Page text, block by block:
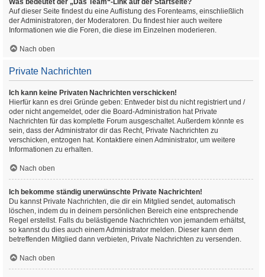
Was bedeutet der „Das Team“-Link auf der Startseite?
Auf dieser Seite findest du eine Auflistung des Forenteams, einschließlich
der Administratoren, der Moderatoren. Du findest hier auch weitere
Informationen wie die Foren, die diese im Einzelnen moderieren.
Nach oben
Private Nachrichten
Ich kann keine Privaten Nachrichten verschicken!
Hierfür kann es drei Gründe geben: Entweder bist du nicht registriert und /
oder nicht angemeldet, oder die Board-Administration hat Private
Nachrichten für das komplette Forum ausgeschaltet. Außerdem könnte es
sein, dass der Administrator dir das Recht, Private Nachrichten zu
verschicken, entzogen hat. Kontaktiere einen Administrator, um weitere
Informationen zu erhalten.
Nach oben
Ich bekomme ständig unerwünschte Private Nachrichten!
Du kannst Private Nachrichten, die dir ein Mitglied sendet, automatisch
löschen, indem du in deinem persönlichen Bereich eine entsprechende
Regel erstellst. Falls du belästigende Nachrichten von jemandem erhältst,
so kannst du dies auch einem Administrator melden. Dieser kann dem
betreffenden Mitglied dann verbieten, Private Nachrichten zu versenden.
Nach oben